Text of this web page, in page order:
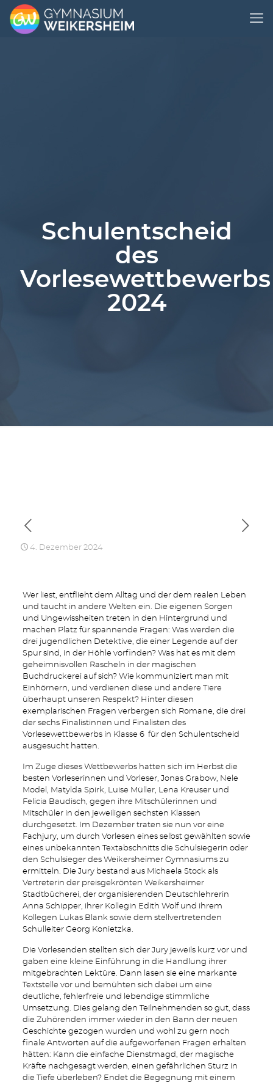
Schulentscheid
des
Vorlesewettbewerbs
2024
4. Dezember 2024
Wer liest, entflieht dem Alltag und der dem realen Leben
und taucht in andere Welten ein. Die eigenen Sorgen
und Ungewissheiten treten in den Hintergrund und
machen Platz für spannende Fragen: Was werden die
drei jugendlichen Detektive, die einer Legende auf der
Spur sind, in der Höhle vorfinden? Was hat es mit dem
geheimnisvollen Rascheln in der magischen
Buchdruckerei auf sich? Wie kommuniziert man mit
Einhörnern, und verdienen diese und andere Tiere
überhaupt unseren Respekt? Hinter diesen
exemplarischen Fragen verbergen sich Romane, die drei
der sechs Finalistinnen und Finalisten des
Vorlesewettbewerbs in Klasse 6 für den Schulentscheid
ausgesucht hatten.
Im Zuge dieses Wettbewerbs hatten sich im Herbst die
besten Vorleserinnen und Vorleser, Jonas Grabow, Nele
Model, Matylda Spirk, Luise Müller, Lena Kreuser und
Felicia Baudisch, gegen ihre Mitschülerinnen und
Mitschüler in den jeweiligen sechsten Klassen
durchgesetzt. Im Dezember traten sie nun vor eine
Fachjury, um durch Vorlesen eines selbst gewählten sowie
eines unbekannten Textabschnitts die Schulsiegerin oder
den Schulsieger des Weikersheimer Gymnasiums zu
ermitteln. Die Jury bestand aus Michaela Stock als
Vertreterin der preisgekrönten Weikersheimer
Stadtbücherei, der organisierenden Deutschlehrerin
Anna Schipper, ihrer Kollegin Edith Wolf und ihrem
Kollegen Lukas Blank sowie dem stellvertretenden
Schulleiter Georg Konietzka.
Die Vorlesenden stellten sich der Jury jeweils kurz vor und
gaben eine kleine Einführung in die Handlung ihrer
mitgebrachten Lektüre. Dann lasen sie eine markante
Textstelle vor und bemühten sich dabei um eine
deutliche, fehlerfreie und lebendige stimmliche
Umsetzung. Dies gelang den Teilnehmenden so gut, dass
die Zuhörenden immer wieder in den Bann der neuen
Geschichte gezogen wurden und wohl zu gern noch
finale Antworten auf die aufgeworfenen Fragen erhalten
hätten: Kann die einfache Dienstmagd, der magische
Kräfte nachgesagt werden, einen gefährlichen Sturz in
die Tiefe überleben? Endet die Begegnung mit einem